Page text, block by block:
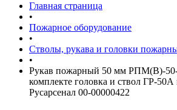
Главная страница
•
Пожарное оборудование
•
Стволы, рукава и головки
•
Рукав пожарный 50 мм РПМ(В)-
комплекте головка и ствол ГР-
Русарсенал 00-00000422